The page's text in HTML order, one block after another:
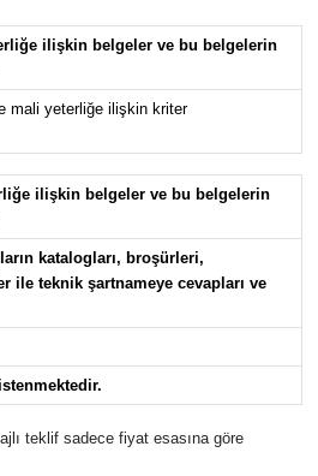
ilişkin belgeler ve bu belgelerin
mali yeterliğe ilişkin kriter
ilişkin belgeler ve bu belgelerin
katalogları, broşürleri,
ile teknik şartnameye cevapları ve
teklif sadece fiyat esasına göre